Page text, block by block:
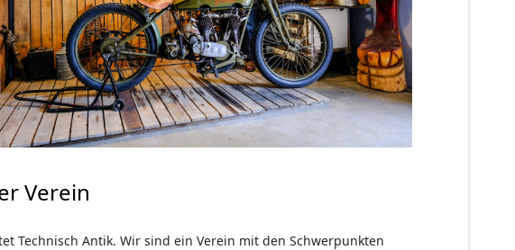
Verein
Technisch Antik. Wir sind ein Verein mit den Schwerpunkten